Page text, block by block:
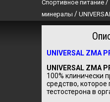
Спортивное питание /
минералы /
UNIVERSAL ZMA
UNIVERSAL ZMA
100% клинически
средство,
тестостерона в